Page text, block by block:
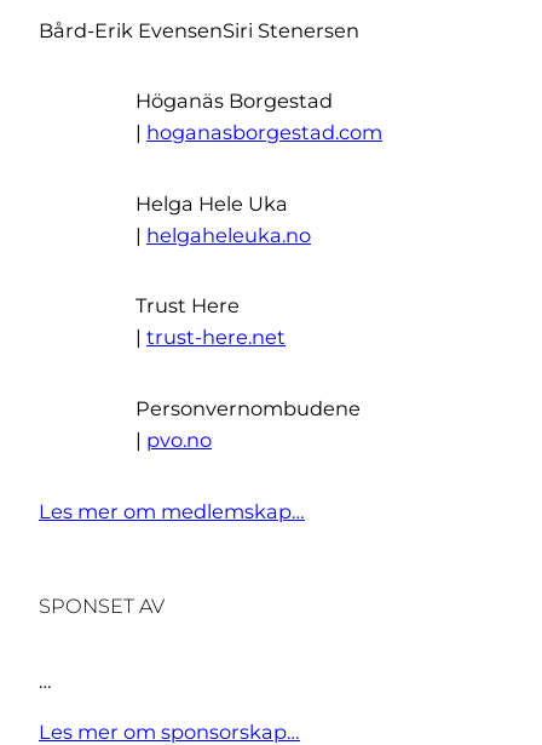
Bård-Erik EvensenSiri Stenersen
Höganäs Borgestad
| hoganasborgestad.com
Helga Hele Uka
| helgaheleuka.no
Trust Here
| trust-here.net
Personvernombudene
| pvo.no
Les mer om medlemskap…
SPONSET AV
…
Les mer om sponsorskap…